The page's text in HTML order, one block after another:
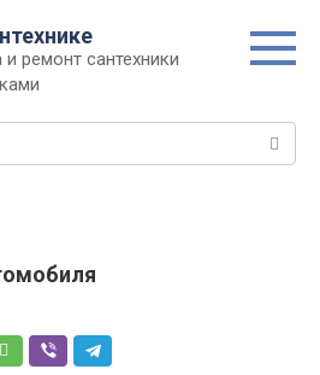
и ремонт сантехники